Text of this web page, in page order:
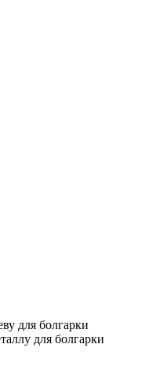
для болгарки
для болгарки